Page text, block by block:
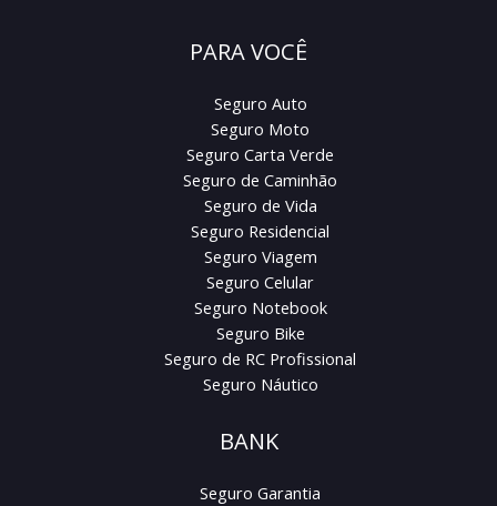
PARA VOCÊ
Seguro Auto
Seguro Moto
Seguro Carta Verde
Seguro de Caminhão
Seguro de Vida
Seguro Residencial
Seguro Viagem
Seguro Celular
Seguro Notebook
Seguro Bike
Seguro de RC Profissional
Seguro Náutico
BANK
Seguro Garantia